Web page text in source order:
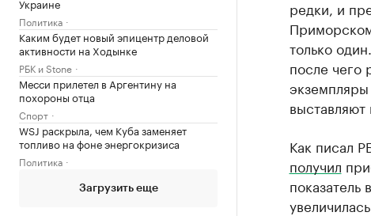
Украине
Политика
Каким будет новый эпицентр деловой
активности на Ходынке
РБК и Stone
Месси прилетел в Аргентину на
похороны отца
Спорт
WSJ раскрыла, чем Куба заменяет
топливо на фоне энергокризиса
Политика
Загрузить еще
редки, и
только
после чего
выставляют
Как писал
получил